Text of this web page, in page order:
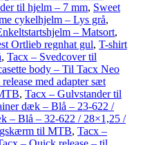
til hjelm – 7 mm, Sweet
cykelhjelm – Lys grå,
– Matsort,
Ortlieb regnhat gul, T-shirt
, Tacx – Svedcover til
body – Til Tacx Neo
med adapter sæt
, Tacx – Gulvstander til
dæk – Blå – 23-622 /
– Blå – 32-622 / 28×1,25 /
til MTB, Tacx –